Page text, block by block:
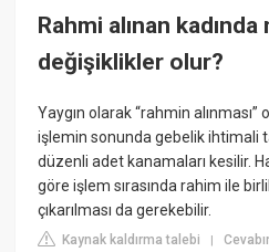
Rahmi alınan kadında
değişiklikler olur?
Yaygın olarak “rahmin alınması”
işlemin sonunda gebelik ihtimali
düzenli adet kanamaları kesilir.
göre işlem sırasında rahim ile
çıkarılması da gerekebilir.
Kaynak kaldırma talebi |